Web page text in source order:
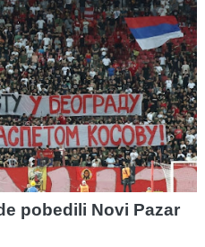
pobedili Novi Pazar